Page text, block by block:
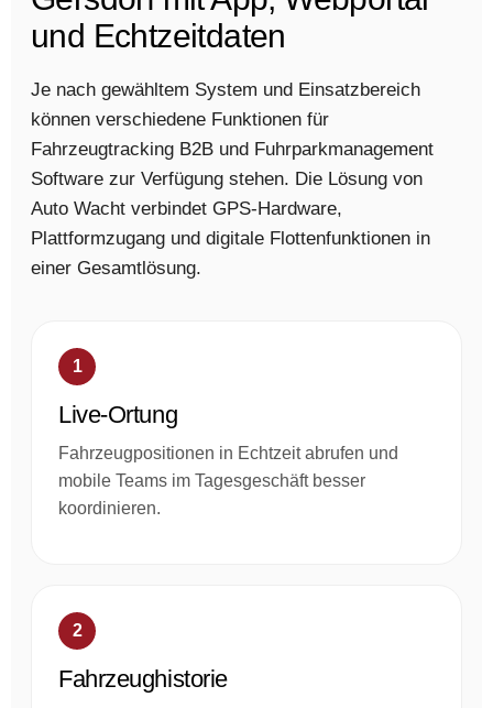
und Echtzeitdaten
Je nach gewähltem System und Einsatzbereich
können verschiedene Funktionen für
Fahrzeugtracking B2B und Fuhrparkmanagement
Software zur Verfügung stehen. Die Lösung von
Auto Wacht verbindet GPS-Hardware,
Plattformzugang und digitale Flottenfunktionen in
einer Gesamtlösung.
1
Live-Ortung
Fahrzeugpositionen in Echtzeit abrufen und
mobile Teams im Tagesgeschäft besser
koordinieren.
2
Fahrzeughistorie